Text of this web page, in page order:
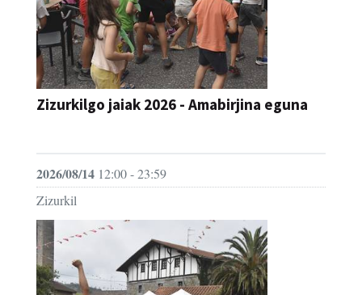
Zizurkilgo jaiak 2026 - Amabirjina eguna
2026/08/14 12:00 - 23:59
Zizurkil